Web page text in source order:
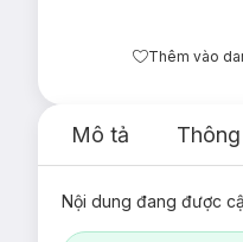
Thêm vào
Mô tả
Nội dung đang được